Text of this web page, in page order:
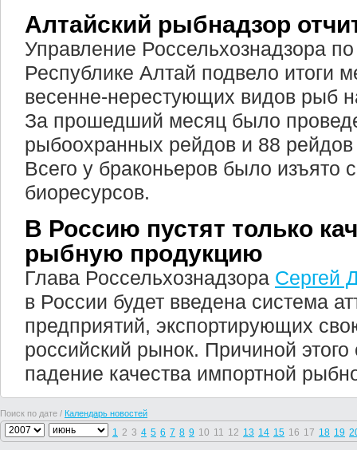
Алтайский рыбнадзор
Управление Россельхознадзора
Республике Алтай подвело итоги
весенне-нерестующих видов рыб
За прошедший месяц было
рыбоохранных рейдов и 88 рейдов
Всего у браконьеров было изъято
биоресурсов.
В Россию пустят только
рыбную продукцию
Глава Россельхознадзора Сергей
в России будет введена система
предприятий, экспортирующих
российский рынок. Причиной этого
падение качества импортной
Поиск по дате / Календарь новостей
1 2 3 4 5 6 7 8 9 10 11 12 13 14 15 16 17 18 19